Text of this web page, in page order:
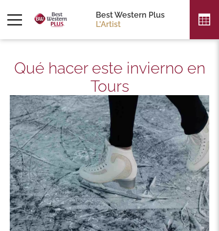
Best Western Plus
L'Artist
Qué hacer este invierno en
Tours